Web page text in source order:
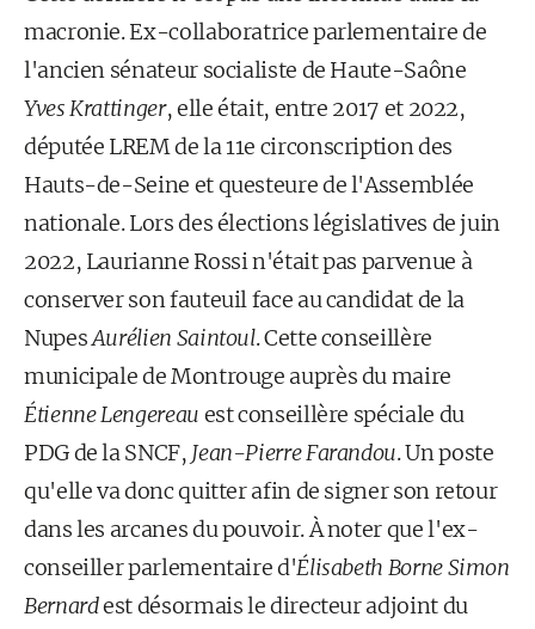
macronie. Ex-collaboratrice parlementaire de
l'ancien sénateur socialiste de Haute-Saône
Yves Krattinger, elle était, entre 2017 et 2022,
députée LREM de la 11e circonscription des
Hauts-de-Seine et questeure de l'Assemblée
nationale. Lors des élections législatives de juin
2022, Laurianne Rossi n'était pas parvenue à
conserver son fauteuil face au candidat de la
NupesAurélien Saintoul. Cette conseillère
municipale de Montrouge auprès du maire
Étienne Lengereau est conseillère spéciale du
PDG de la SNCF, Jean-Pierre Farandou. Un poste
qu'elle va donc quitter afin de signer son retour
dans les arcanes du pouvoir. À noter que l'ex-
conseiller parlementaire d'Élisabeth Borne Simon
Bernardest désormais le directeur adjoint du